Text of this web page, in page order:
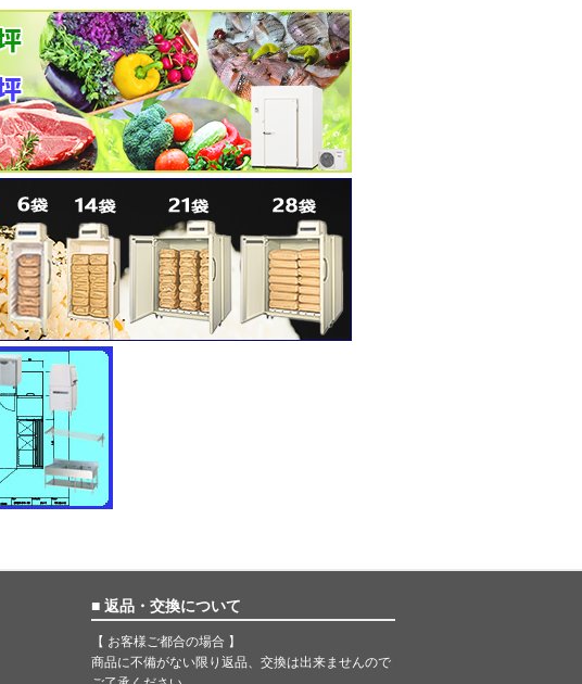
■ 返品・交換について
【 お客様ご都合の場合 】
商品に不備がない限り返品、交換は出来ませんので